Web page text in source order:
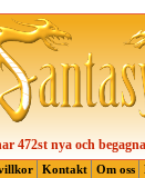
472st nya och
Kontakt Om oss